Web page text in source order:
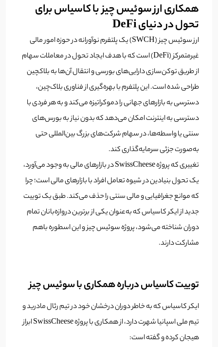
همکاری ارز سوئیس چیز با کاسیاس برای
تحول در دنیای DeFi
ارز سوئیس چیز (SWCH) یک پلتفرم نوآورانه در حوزه امور مالی
غیرمتمرکز (DeFi) است که با هدف ایجاد تحول در معاملات سهام
از طریق توکن‌سازی دارایی‌های بورسی و انتقال آن‌ها به بلاکچین
طراحی شده است. این پلتفرم با بهره‌گیری از فناوری بلاک‌چین،
دسترسی به بازارهای جهانی را دموکراتیزه می‌کند و به هر فردی با
دسترسی به اینترنت امکان می‌دهد که بدون نیاز به بورس‌های
سنتی یا واسطه‌ها، در سهام شرکت‌های بزرگ بین‌المللی حتی
به‌صورت جزئی سرمایه‌گذاری کند.
تغییری که پروژه SwissCheese در بازارهای مالی به وجود می‌آورد،
یک تحول بنیادین در شیوه تعامل افراد با بازارهای مالی است؛ چرا
که موانع جغرافیایی و مالی سنتی را حذف می‌کند. طبق یک توییت
جدید از ایکر کاسیاس که به‌عنوان یکی از برترین دروازه‌بانان تمام
دوران شناخته می‌شود، پروژه سوئیس چیز و این اسطوره باهم
مشارکت دارند.
توییت کاسیاس درباره همکاری با سوئیس چیز
ایکر کاسیاس که به خاطر دوران درخشان خود در تیم رئال مادرید و
تیم ملی اسپانیا شهرت دارد، از همکاری با پروژه SwissCheese ابراز
هیجان کرده و گفته است: